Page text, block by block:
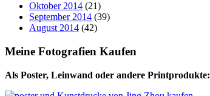
Oktober 2014 (21)
September 2014 (39)
August 2014 (42)
Meine Fotografien Kaufen
Als Poster, Leinwand oder andere Printprodukte: